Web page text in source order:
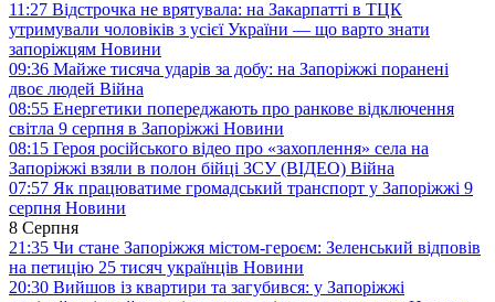
11:27 Відстрочка не врятувала: на Закарпатті в ТЦК
утримували чоловіків з усієї України — що варто знати
запоріжцям Новини
09:36 Майже тисяча ударів за добу: на Запоріжжі поранені
двоє людей Війна
08:55 Енергетики попереджають про ранкове відключення
світла 9 серпня в Запоріжжі Новини
08:15 Героя російського відео про «захоплення» села на
Запоріжжі взяли в полон бійці ЗСУ (ВІДЕО) Війна
07:57 Як працюватиме громадський транспорт у Запоріжжі 9
серпня Новини
8 Серпня
21:35 Чи стане Запоріжжя містом-героєм: Зеленський відповів
на петицію 25 тисяч українців Новини
20:30 Вийшов із квартири та загубився: у Запоріжжі